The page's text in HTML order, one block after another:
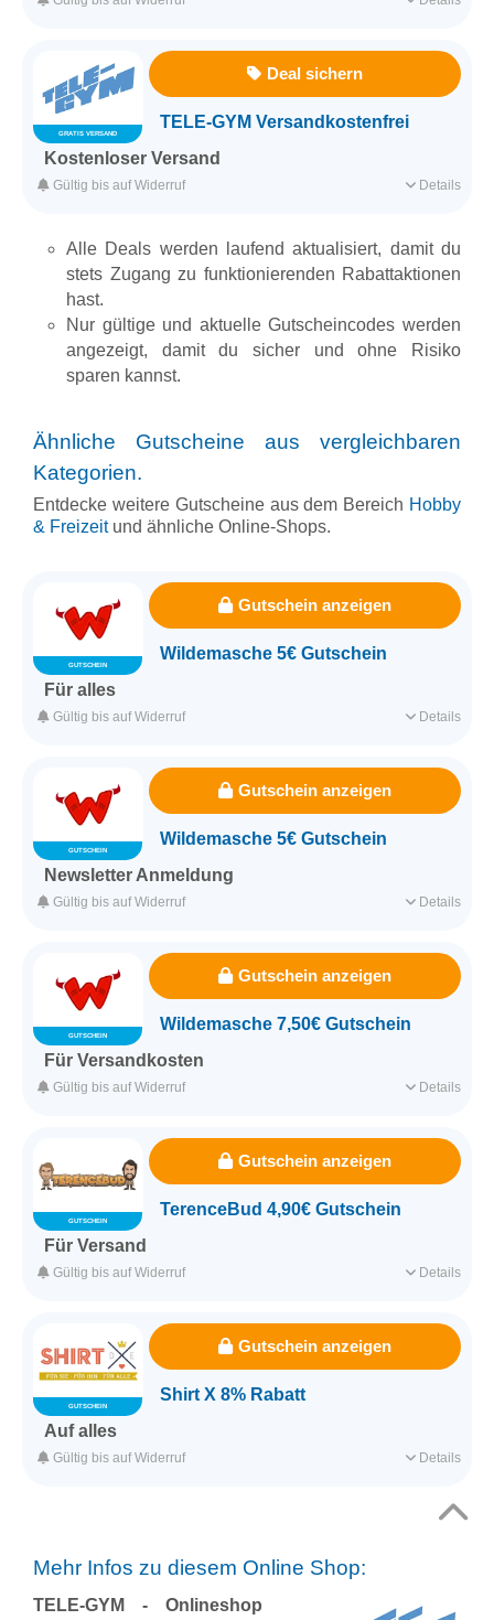
Für ausgesuchte Produkte
Erfasst am 20.10.2017 KategorieHobby & Freizeit
GRATIS VERSAND
Deal sichern
TELE-GYM Versandkostenfrei
Kostenloser Versand
Jetzt einfach die tollen Fitness Video von TELE-
Für ausgesuchte Produkte
Erfasst am 20.10.2017
Details
Gültig bis auf Widerruf
Alle Deals werden laufend aktualisiert, damit du
stets Zugang zu funktionierenden Rabattaktionen
hast.
Nur gültige und aktuelle Gutscheincodes werden
angezeigt, damit du sicher und ohne Risiko
sparen kannst.
Ähnliche Gutscheine aus vergleichbaren
Kategorien.
Entdecke weitere Gutscheine aus dem Bereich Hobby
& Freizeitund ähnliche Online-Shops.
GUTSCHEIN
Gutschein anzeigen
Wildemasche 5€ Gutschein
Für alles
Mit diesem Gutscheincode bekommst du 5 Euro Nachlass auf
Für alle Produkte
Erfasst am 04.08.2026 KategorieHobby & Freizeit
Details
Gültig bis auf Widerruf
GUTSCHEIN
Gutschein anzeigen
Wildemasche 5€ Gutschein
Newsletter Anmeldung
Schnell zum Newsletter anmelden und einen 5 Euro Gutschein
Für alle Produkte
Erfasst am 04.08.2026 KategorieHobby & Freizeit
Details
Gültig bis auf Widerruf
GUTSCHEIN
Gutschein anzeigen
Wildemasche 7,50€ Gutschein
Für Versandkosten
Erreiche jetzt den Mindestbestellwert indem du einfach noch
Für alle Produkte
Mindestbestellwert 80,00€
Erfasst am 04.08.2026
Details
Gültig bis auf Widerruf
GUTSCHEIN
Gutschein anzeigen
TerenceBud 4,90€ Gutschein
Für Versand
Erreiche jetzt den Mindestbestellwert und spare so die
Für alle Produkte
Mindestbestellwert 70,00€
Erfasst am 03.08.2026
Details
Gültig bis auf Widerruf
GUTSCHEIN
Gutschein anzeigen
Shirt X 8% Rabatt
Auf alles
Spare 8% auf deine Bestellung mit dem Shirt X Gutschein.
Kategorie
Details
Gültig bis auf Widerruf
Mehr Infos zu diesem Online Shop:
TELE-GYM - Onlineshop